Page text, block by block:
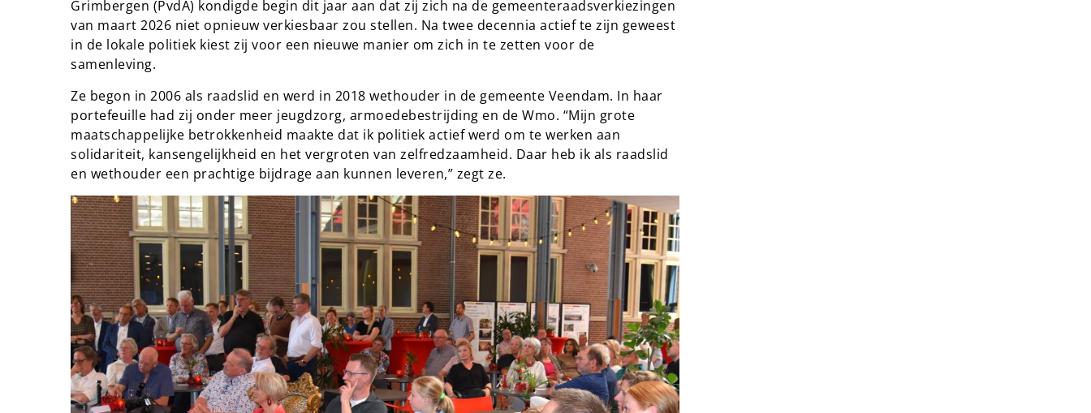
Grimbergen (PvdA) kondigde begin dit jaar aan dat zij zich na de gemeenteraadsverkiezingen
van maart 2026 niet opnieuw verkiesbaar zou stellen. Na twee decennia actief te zijn geweest
in de lokale politiek kiest zij voor een nieuwe manier om zich in te zetten voor de
samenleving.
Ze begon in 2006 als raadslid en werd in 2018 wethouder in de gemeente Veendam. In haar
portefeuille had zij onder meer jeugdzorg, armoedebestrijding en de Wmo. “Mijn grote
maatschappelijke betrokkenheid maakte dat ik politiek actief werd om te werken aan
solidariteit, kansengelijkheid en het vergroten van zelfredzaamheid. Daar heb ik als raadslid
en wethouder een prachtige bijdrage aan kunnen leveren,” zegt ze.